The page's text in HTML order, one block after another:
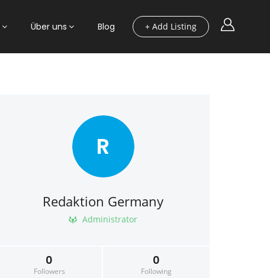
+ Add Listing
Über uns Blog
R
Redaktion Germany
Administrator
0
Followers
0
Following